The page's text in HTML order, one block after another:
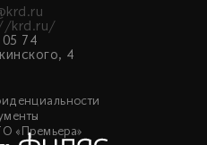
krd.ru/
05 74
4
«Премьера»